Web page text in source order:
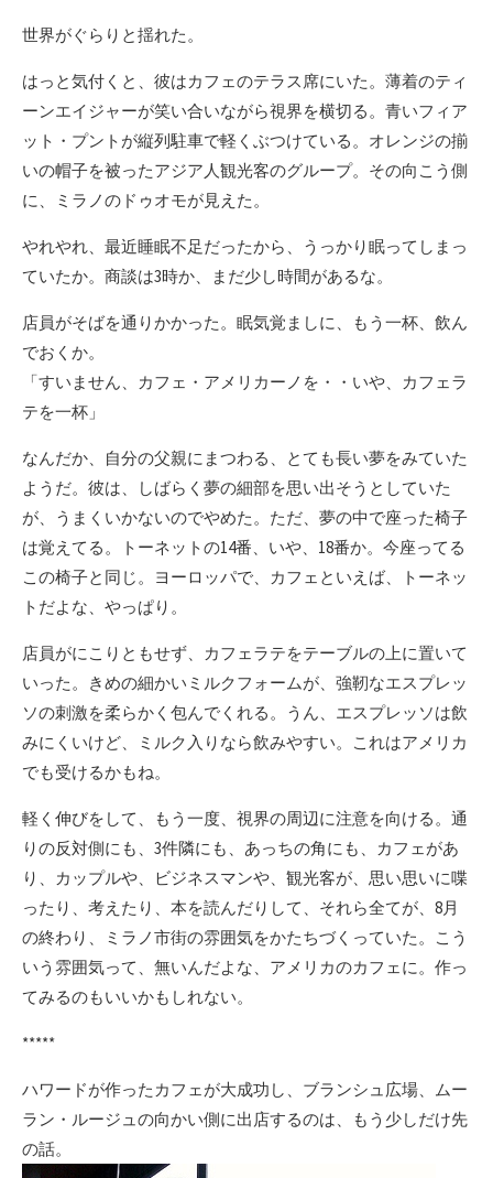
世界がぐらりと揺れた。
はっと気付くと、彼はカフェのテラス席にいた。薄着のティ
ーンエイジャーが笑い合いながら視界を横切る。青いフィア
ット・プントが縦列駐車で軽くぶつけている。オレンジの揃
いの帽子を被ったアジア人観光客のグループ。その向こう側
に、ミラノのドゥオモが見えた。
やれやれ、最近睡眠不足だったから、うっかり眠ってしまっ
ていたか。商談は3時か、まだ少し時間があるな。
店員がそばを通りかかった。眠気覚ましに、もう一杯、飲ん
でおくか。
「すいません、カフェ・アメリカーノを・・いや、カフェラ
テを一杯」
なんだか、自分の父親にまつわる、とても長い夢をみていた
ようだ。彼は、しばらく夢の細部を思い出そうとしていた
が、うまくいかないのでやめた。ただ、夢の中で座った椅子
は覚えてる。トーネットの14番、いや、18番か。今座ってる
この椅子と同じ。ヨーロッパで、カフェといえば、トーネッ
トだよな、やっぱり。
店員がにこりともせず、カフェラテをテーブルの上に置いて
いった。きめの細かいミルクフォームが、強靭なエスプレッ
ソの刺激を柔らかく包んでくれる。うん、エスプレッソは飲
みにくいけど、ミルク入りなら飲みやすい。これはアメリカ
でも受けるかもね。
軽く伸びをして、もう一度、視界の周辺に注意を向ける。通
りの反対側にも、3件隣にも、あっちの角にも、カフェがあ
り、カップルや、ビジネスマンや、観光客が、思い思いに喋
ったり、考えたり、本を読んだりして、それら全てが、8月
の終わり、ミラノ市街の雰囲気をかたちづくっていた。こう
いう雰囲気って、無いんだよな、アメリカのカフェに。作っ
てみるのもいいかもしれない。
*****
ハワードが作ったカフェが大成功し、ブランシュ広場、ムー
ラン・ルージュの向かい側に出店するのは、もう少しだけ先
の話。